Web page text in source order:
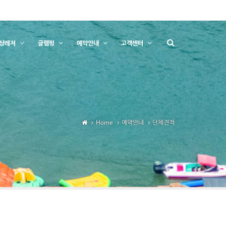
레저 글램핑 예약안내 고객센터
Home 예약안내 단체견적